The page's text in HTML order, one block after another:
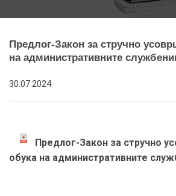
Предлог-Закон за стручно
на административните
30.07.2024
Предлог-Закон за стручно
обука на административните